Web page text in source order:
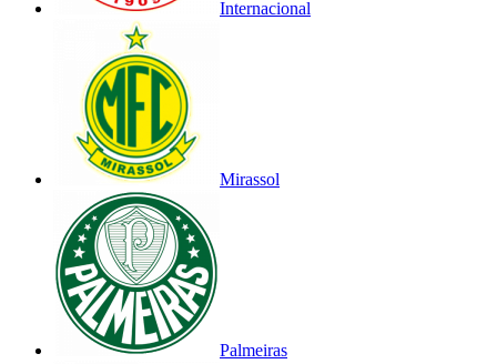
Internacional
Mirassol
Palmeiras